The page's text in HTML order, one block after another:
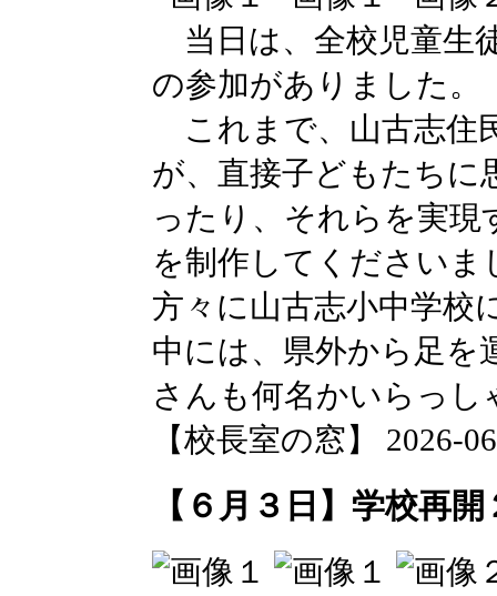
当日は、全校児童生
の参加がありました。
これまで、山古志住
が、直接子どもたちに
ったり、それらを実現
を制作してください
方々に山古志小中学校
中には、県外から足を
さんも何名かいらっし
【校長室の窓】 2026-
【６月３日】学校再